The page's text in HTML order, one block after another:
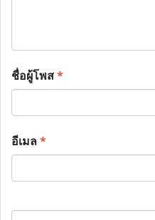
ชื่อผู้โพส*
อีเมล*